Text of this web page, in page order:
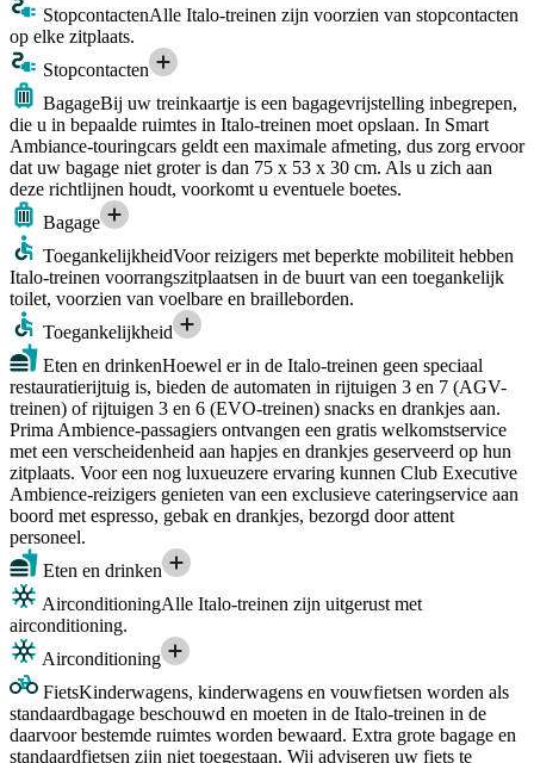
StopcontactenAlle Italo-treinen zijn voorzien van stopcontacten
op elke zitplaats.
Stopcontacten
BagageBij uw treinkaartje is een bagagevrijstelling inbegrepen,
die u in bepaalde ruimtes in Italo-treinen moet opslaan. In Smart
Ambiance-touringcars geldt een maximale afmeting, dus zorg ervoor
dat uw bagage niet groter is dan 75 x 53 x 30 cm. Als u zich aan
deze richtlijnen houdt, voorkomt u eventuele boetes.
Bagage
ToegankelijkheidVoor reizigers met beperkte mobiliteit hebben
Italo-treinen voorrangszitplaatsen in de buurt van een toegankelijk
toilet, voorzien van voelbare en brailleborden.
Toegankelijkheid
Eten en drinkenHoewel er in de Italo-treinen geen speciaal
restauratierijtuig is, bieden de automaten in rijtuigen 3 en 7 (AGV-
treinen) of rijtuigen 3 en 6 (EVO-treinen) snacks en drankjes aan.
Prima Ambience-passagiers ontvangen een gratis welkomstservice
met een verscheidenheid aan hapjes en drankjes geserveerd op hun
zitplaats. Voor een nog luxueuzere ervaring kunnen Club Executive
Ambience-reizigers genieten van een exclusieve cateringservice aan
boord met espresso, gebak en drankjes, bezorgd door attent
personeel.
Eten en drinken
AirconditioningAlle Italo-treinen zijn uitgerust met
airconditioning.
Airconditioning
FietsKinderwagens, kinderwagens en vouwfietsen worden als
standaardbagage beschouwd en moeten in de Italo-treinen in de
daarvoor bestemde ruimtes worden bewaard. Extra grote bagage en
standaardfietsen zijn niet toegestaan. Wij adviseren uw fiets te